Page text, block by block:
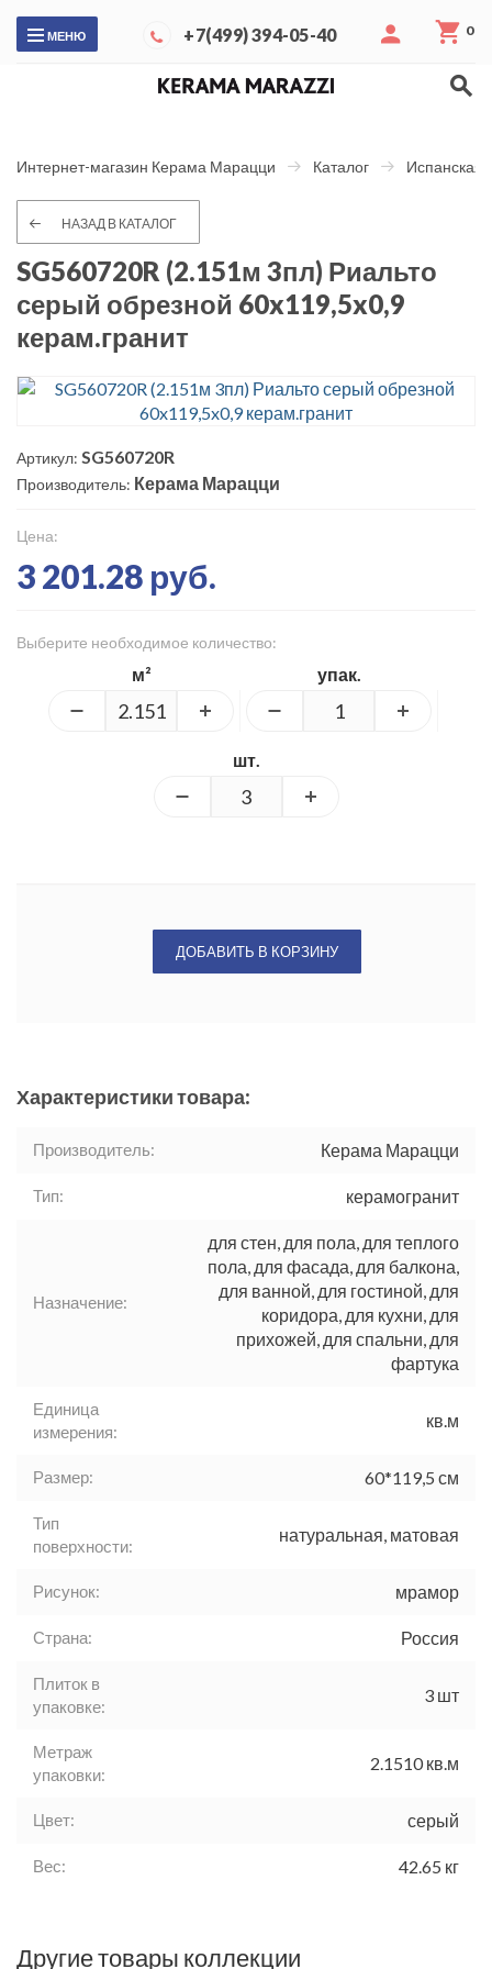
МЕНЮ +7(499) 394-05-40 0
Интернет-магазин Керама Марацци Каталог Испанская
НАЗАД В КАТАЛОГ
SG560720R (2.151м 3пл) Риальто
серый обрезной 60x119,5x0,9
керам.гранит
Артикул: SG560720R
Производитель: Керама Марацци
Цена:
3 201.28 руб.
Выберите необходимое количество:
м² упак.
шт.
ДОБАВИТЬ В КОРЗИНУ
Характеристики товара:
Производитель: Керама Марацци
Тип: керамогранит
Назначение:
для стен, для пола, для теплого
пола, для фасада, для балкона,
для ванной, для гостиной, для
коридора, для кухни, для
прихожей, для спальни, для
фартука
Единица
измерения:
кв.м
Размер: 60*119,5 см
Тип
поверхности:
натуральная, матовая
Рисунок: мрамор
Страна: Россия
Плиток в
упаковке:
3 шт
Метраж
упаковки:
2.1510 кв.м
Цвет: серый
Вес: 42.65 кг
Другие товары коллекции